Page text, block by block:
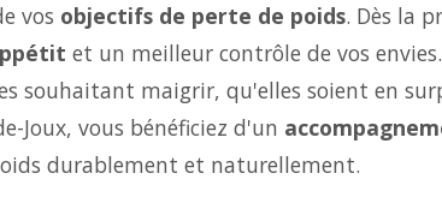
vos objectifs de perte de poids. Dès la
et un meilleur contrôle de vos
souhaitant maigrir, qu'elles soient en
Joux, vous bénéficiez d'un
durablement et naturellement.